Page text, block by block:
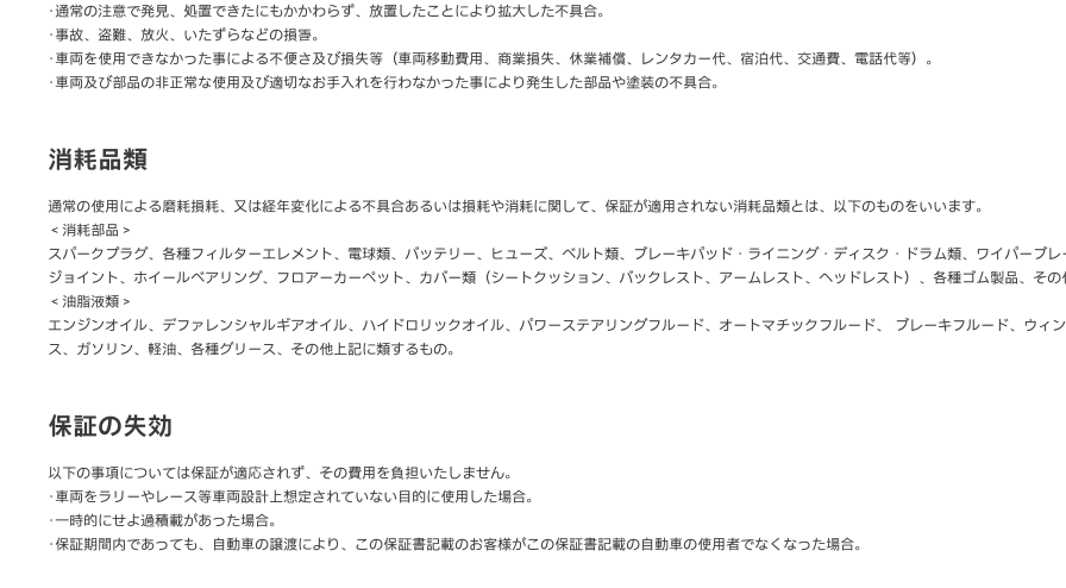
･通常の注意で発見、処置できたにもかかわらず、放置したことにより拡大した不具合。
･事故、盗難、放火、いたずらなどの損害。
･車両を使用できなかった事による不便さ及び損失等（車両移動費用、商業損失、休業補償、レンタカー代、宿泊代、交通費、電話代等）。
･車両及び部品の非正常な使用及び適切なお手入れを行わなかった事により発生した部品や塗装の不具合。
消耗品類
通常の使用による磨耗損耗、又は経年変化による不具合あるいは損耗や消耗に関して、保証が適用されない消耗品類とは、以下のものをいいます。
＜消耗部品＞
スパークプラグ、各種フィルターエレメント、電球類、バッテリー、ヒューズ、ベルト類、ブレーキパッド・ライニング・ディスク・ドラム類、ワイパーブ
ジョイント、ホイールベアリング、フロアーカーペット、カバー類（シートクッション、バックレスト、アームレスト、ヘッドレスト）、各種ゴム製品、その
＜油脂液類＞
エンジンオイル、デファレンシャルギアオイル、ハイドロリックオイル、パワーステアリングフルード、オートマチックフルード、 ブレーキフルード、ウ
ス、ガソリン、軽油、各種グリース、その他上記に類するもの。
保証の失効
以下の事項については保証が適応されず、その費用を負担いたしません。
･車両をラリーやレース等車両設計上想定されていない目的に使用した場合。
･一時的にせよ過積載があった場合。
･保証期間内であっても、自動車の譲渡により、この保証書記載のお客様がこの保証書記載の自動車の使用者でなくなった場合。